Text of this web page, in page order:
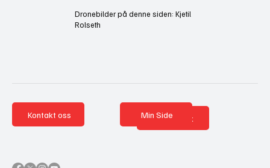
Dronebilder på denne siden: Kjetil
Rolseth
Kontakt oss Nettbutikk
Min Side